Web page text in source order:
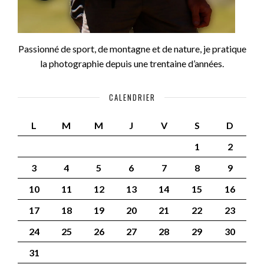
Passionné de sport, de montagne et de nature, je pratique
la photographie depuis une trentaine d’années.
CALENDRIER
L M M J V S
D
1
2
3
4 5 6 7 8
9
10
11 12 13 14 15
16
17
18 19 20 21 22
23
24
25 26 27 28 29
30
31